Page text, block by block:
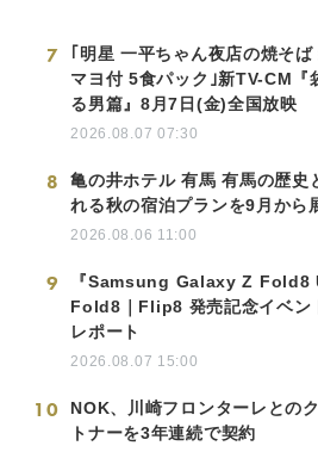
7
｢明星 一平ちゃん夜店の焼そば
マヨ付 5食パック｣新TV-CM『
る男篇』8月7日(金)全国放映
2026.08.07 07:30
8
亀の井ホテル 有馬 有馬の歴史
れる秋の宿泊プランを9月から
2026.08.06 11:00
9
『Samsung Galaxy Z Fold8
Fold8｜Flip8 発売記念イベン
レポート
2026.08.07 15:00
10
NOK、川崎フロンターレとの
トナーを3年連続で契約